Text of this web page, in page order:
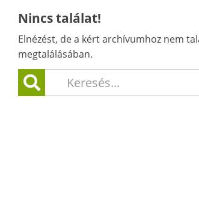
Nincs találat!
Elnézést, de a kért archívumhoz nem
megtalálásában.